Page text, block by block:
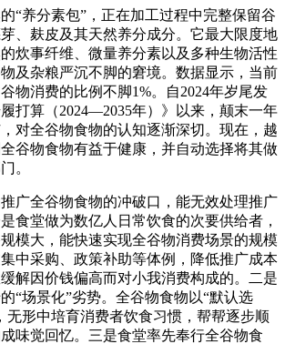
养分素包”，正在加工过程中完整保留谷
、麸皮及其天然养分成分。它最大限度地
炊事纤维、微量养分素以及多种生物活性
及杂粮严沉不脚的窘境。数据显示，当前
物消费的比例不脚1%。自2024年岁尾发
打算（2024—2035年）》以来，颠末一年
对全谷物食物的认知逐渐深切。现在，越
谷物食物有益于健康，并自动选择将其做
。
全谷物食物的冲破口，能无效处理推广
食堂做为数亿人日常饮食的次要供给者，
模大，能快速实现全谷物消费场景的规模
中采购、政策补助等体例，降低推广成本
解因价钱偏高而对小我消费构成的。二是
“场景化”劣势。全谷物食物以“默认选
无形中培育消费者饮食习惯，帮帮逐步顺
味觉回忆。三是食堂率先奉行全谷物食